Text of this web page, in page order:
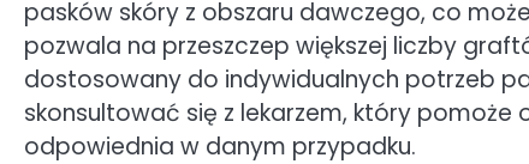
pasków skóry z obszaru dawczego, co
pozwala na przeszczep większej liczby
dostosowany do indywidualnych potrzeb
skonsultować się z lekarzem, który
odpowiednia w danym przypadku.